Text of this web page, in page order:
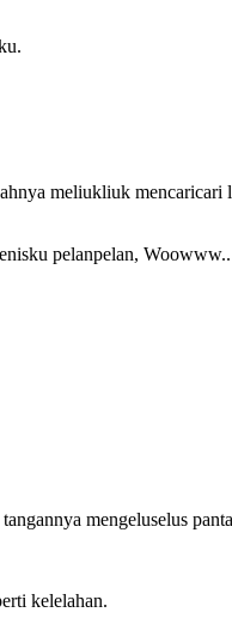
meliukliuk mencaricari
pelanpelan,
mengeluselus
kelelahan.